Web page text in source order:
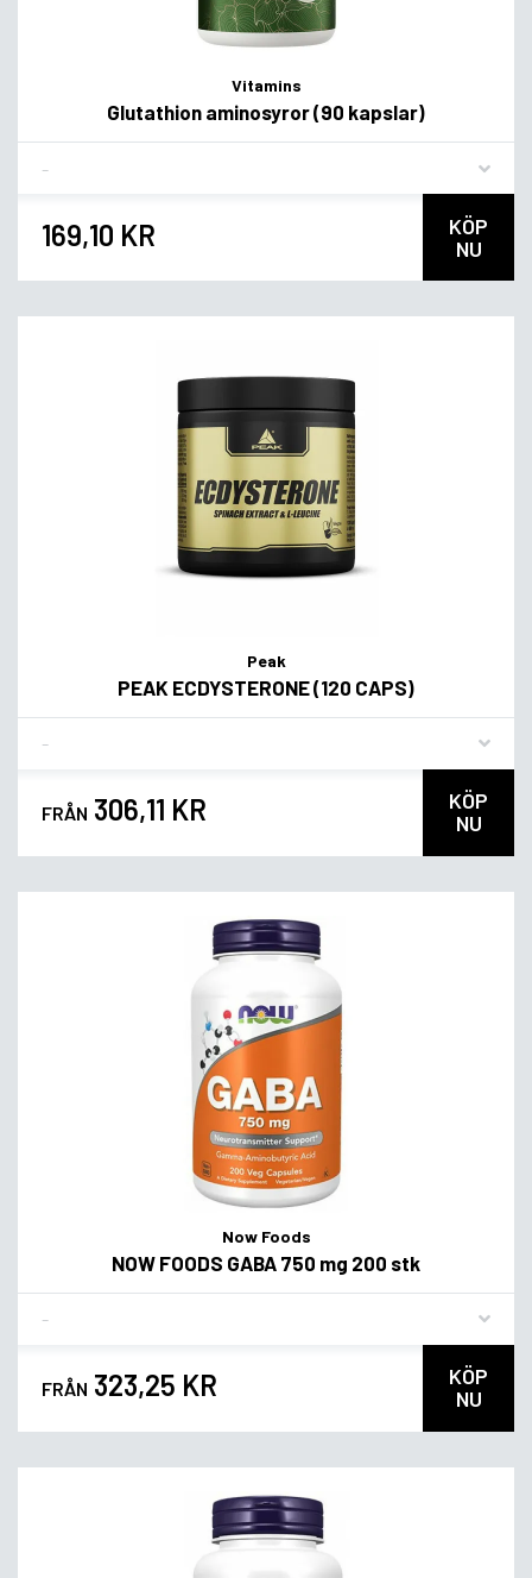
Vitamins
Glutathion aminosyror (90 kapslar)
169,10 KR
KÖP
NU
Peak
PEAK ECDYSTERONE (120 CAPS)
FRÅN 306,11 KR
KÖP
NU
Now Foods
NOW FOODS GABA 750 mg 200 stk
FRÅN 323,25 KR
KÖP
NU